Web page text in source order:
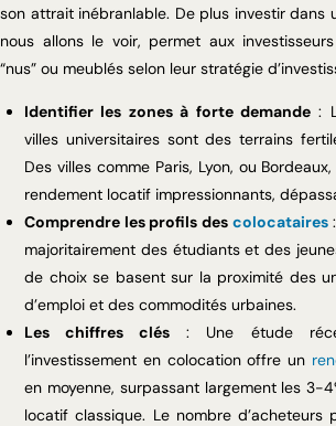
son attrait inébranlable. De plus investir dans
nous allons le voir, permet aux
“nus” ou meublés selon leur stratégie
Identifier les zones à forte demande :
villes universitaires sont des terrains
Des villes comme Paris, Lyon, ou
rendement locatif impressionnants,
Comprendre les profils des colocataires:
majoritairement des étudiants et des
de choix se basent sur la proximité des
d’emploi et des commodités urbaines.
Les chiffres clés : Une étude
l’investissement en colocation offre un
en moyenne, surpassant largement les 3-
locatif classique. Le nombre d’acheteurs